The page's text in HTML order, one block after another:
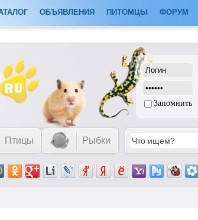
ОБЪЯВЛЕНИЯ ПИТОМЦЫ ФОРУМ
Запомнить
Птицы Рыбки